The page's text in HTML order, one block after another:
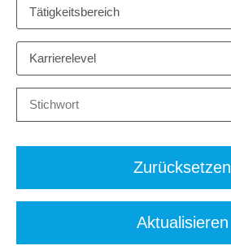
Tätigkeitsbereich
Karrierelevel
Zurücksetzen
Aktualisieren